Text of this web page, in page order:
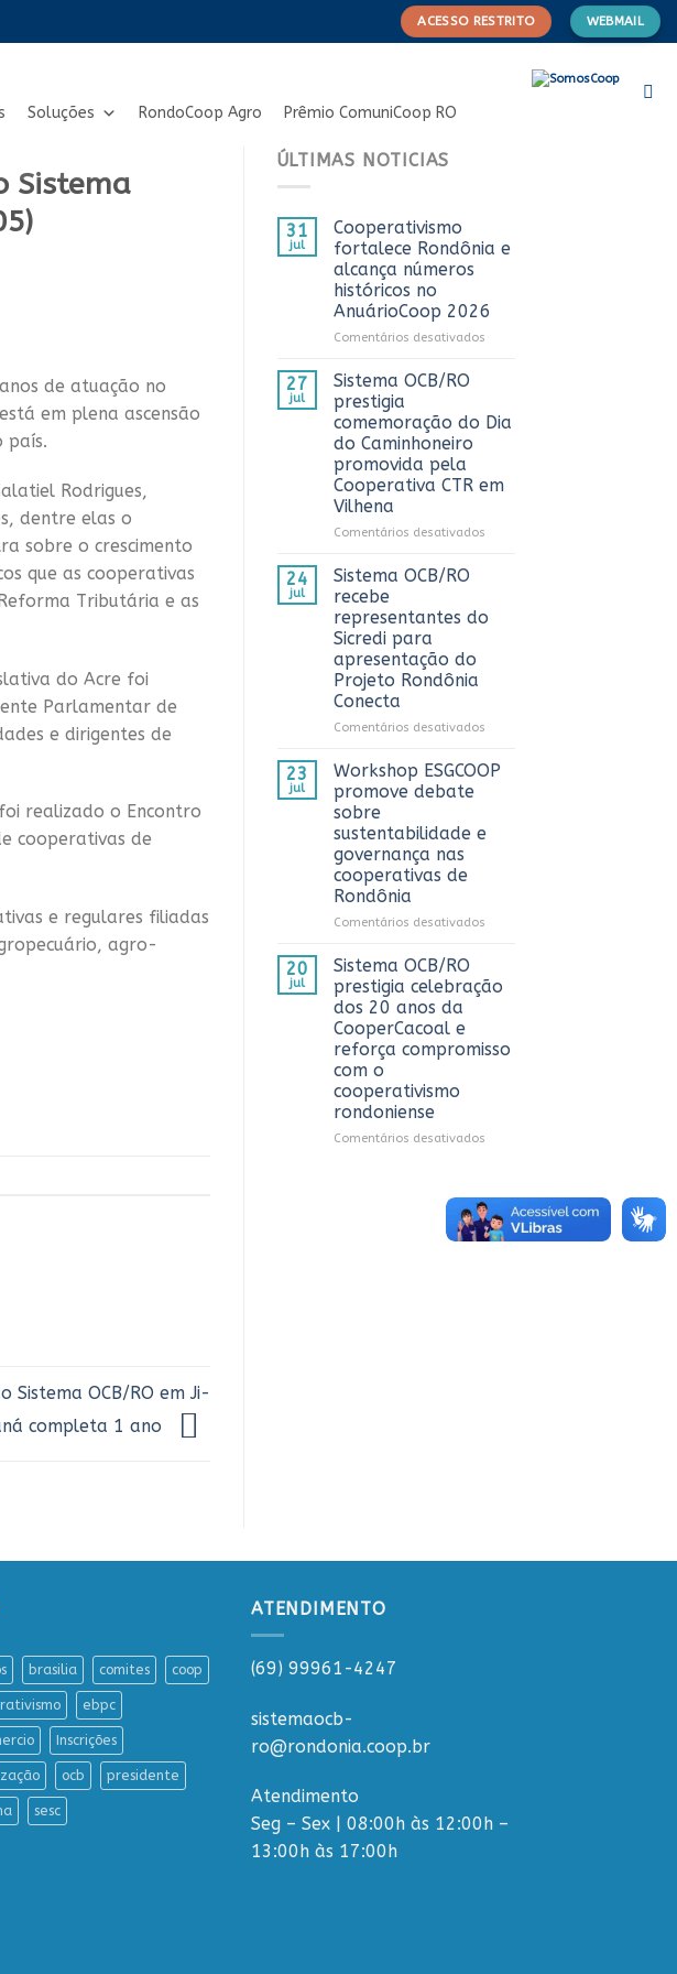
ACESSO RESTRITO WEBMAIL
Soluções RondoCoop Agro Prêmio ComuniCoop RO
Sistema
de atuação no
em plena ascensão
país.
Rodrigues,
dentre elas o
sobre o crescimento
que as cooperativas
Tributária e as
do Acre foi
Parlamentar de
e dirigentes de
realizado o Encontro
cooperativas de
e regulares filiadas
agro-
Sistema OCB/RO em Ji-
completa 1 ano
ÚLTIMAS NOTICIAS
31
jul
Cooperativismo
fortalece Rondônia e
alcança números
históricos no
AnuárioCoop 2026
Comentários desativadosem
alcança
no
27
jul
Sistema OCB/RO
prestigia
comemoração do Dia
do Caminhoneiro
promovida pela
Cooperativa CTR em
Vilhena
Comentários desativadosem
do
em
24
jul
Sistema OCB/RO
recebe
representantes do
Sicredi para
apresentação do
Projeto Rondônia
Conecta
Comentários desativadosem
OCB/RO
Sicredi
23
jul
Workshop ESGCOOP
promove debate
sobre
sustentabilidade e
governança nas
cooperativas de
Rondônia
Comentários desativadosem
promove
debate
e
Rondônia
20
jul
Sistema OCB/RO
prestigia celebração
dos 20 anos da
CooperCacoal e
reforça compromisso
com o
cooperativismo
rondoniense
Comentários desativadosem
celebração
dos
brasilia comites coop
ebpc
Inscrições
ocb presidente
sesc
ATENDIMENTO
(69) 99961-4247
sistemaocb-
ro@rondonia.coop.br
Atendimento
Seg – Sex | 08:00h às 12:00h –
13:00h às 17:00h